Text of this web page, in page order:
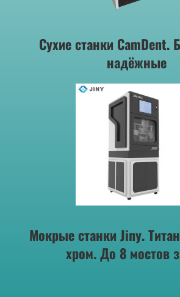
Сухие станки CamDent.
надёжные
Мокрые станки Jiny.
хром. До 8 мостов